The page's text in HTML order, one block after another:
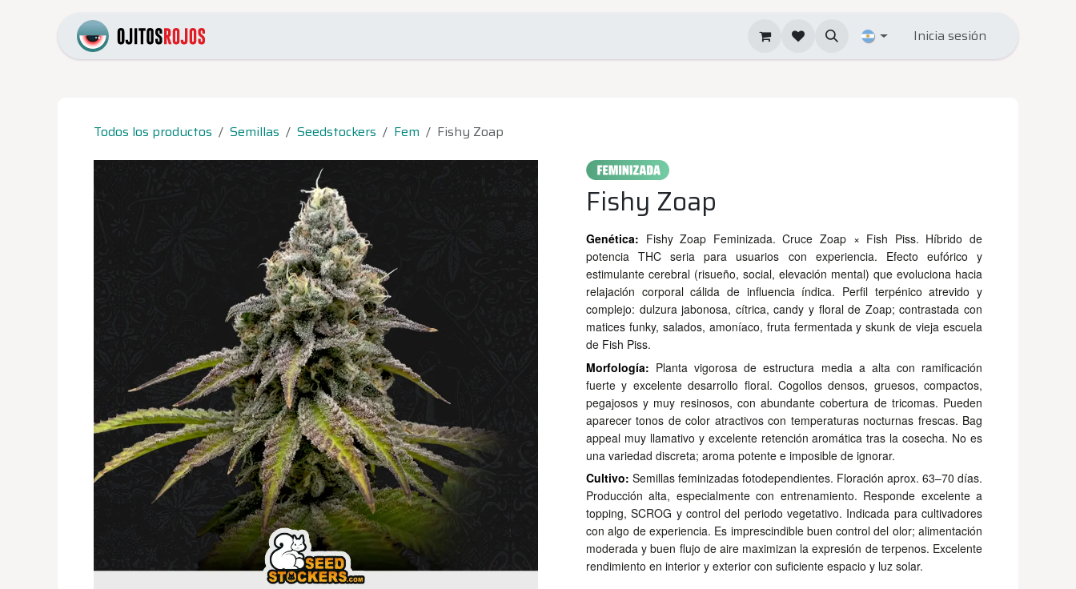
Inicia sesión
Todos los productos Semillas Seedstockers Fem Fishy Zoap
Fishy Zoap
Genética: Fishy Zoap Feminizada. Cruce Zoap × Fish Piss. Híbrido de
potencia THC seria para usuarios con experiencia. Efecto eufórico y
estimulante cerebral (risueño, social, elevación mental) que evoluciona hacia
relajación corporal cálida de influencia índica. Perfil terpénico atrevido y
complejo: dulzura jabonosa, cítrica, candy y floral de Zoap; contrastada con
matices funky, salados, amoníaco, fruta fermentada y skunk de vieja escuela
de Fish Piss.
Morfología: Planta vigorosa de estructura media a alta con ramificación
fuerte y excelente desarrollo floral. Cogollos densos, gruesos, compactos,
pegajosos y muy resinosos, con abundante cobertura de tricomas. Pueden
aparecer tonos de color atractivos con temperaturas nocturnas frescas. Bag
appeal muy llamativo y excelente retención aromática tras la cosecha. No es
una variedad discreta; aroma potente e imposible de ignorar.
Cultivo: Semillas feminizadas fotodependientes. Floración aprox. 63–70 días.
Producción alta, especialmente con entrenamiento. Responde excelente a
topping, SCROG y control del periodo vegetativo. Indicada para cultivadores
con algo de experiencia. Es imprescindible buen control del olor; alimentación
moderada y buen flujo de aire maximizan la expresión de terpenos. Excelente
rendimiento en interior y exterior con suficiente espacio y luz solar.